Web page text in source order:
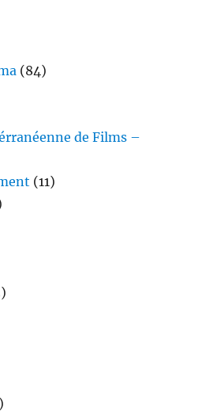
(84)
de Films –
(11)